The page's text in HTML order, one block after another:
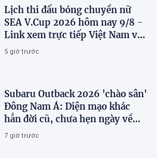
Lịch thi đấu bóng chuyền nữ
SEA V.Cup 2026 hôm nay 9/8 -
Link xem trực tiếp Việt Nam vs
Thái Lan
5 giờ trước
Subaru Outback 2026 'chào sân'
Đông Nam Á: Diện mạo khác
hẳn đời cũ, chưa hẹn ngày về
Việt Nam
7 giờ trước